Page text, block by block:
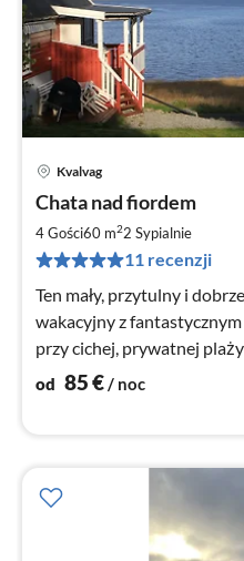
Kvalvag
Chata nad fiordem
4 Gości60 m22 Sypialnie
11 recenzji
Ten mały, przytulny i
wakacyjny z
przy cichej, prywatnej
pobliżu Kristiansund.
od 85€/ noc